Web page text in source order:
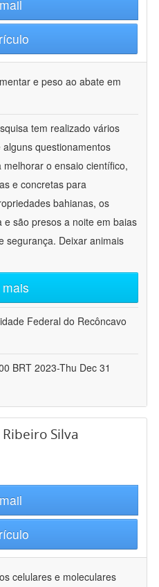
e peso ao abate em
tem realizado vários
questionamentos
o ensaio científico,
e concretas para
bahianas, os
são presos a noite em baias
segurança. Deixar animais
Federal do Recôncavo
BRT 2023-Thu Dec 31
Silva
celulares e moleculares